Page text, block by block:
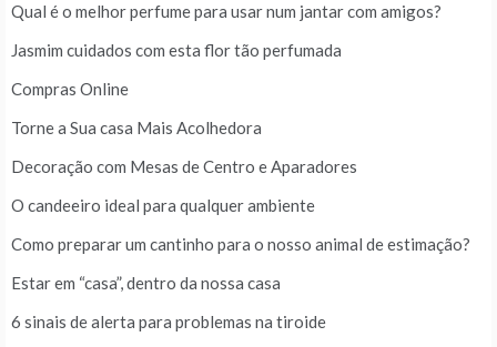
Qual é o melhor perfume para usar num jantar com amigos?
Jasmim cuidados com esta flor tão perfumada
Compras Online
Torne a Sua casa Mais Acolhedora
Decoração com Mesas de Centro e Aparadores
O candeeiro ideal para qualquer ambiente
Como preparar um cantinho para o nosso animal de estimação?
Estar em “casa”, dentro da nossa casa
6 sinais de alerta para problemas na tiroide